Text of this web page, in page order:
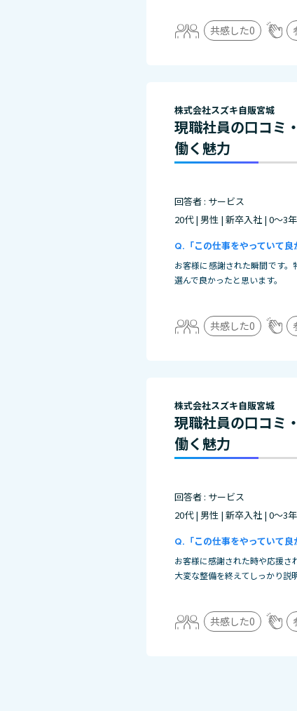
共感した0
株式会社スズキ自販宮城
現職社員の口コミ
働く魅力
回答者 : サービス
20代 | 男性 | 新卒入社 | 0～3
「この仕事をやっていて
お客様に感謝された瞬間です
選んで良かったと思います。
共感した0
株式会社スズキ自販宮城
現職社員の口コミ
働く魅力
回答者 : サービス
20代 | 男性 | 新卒入社 | 0～3
「この仕事をやっていて
お客様に感謝された時や応援さ
大変な整備を終えてしっかり説
共感した0